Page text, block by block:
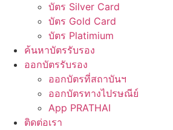
บัตร Silver Card
บัตร Gold Card
บัตร Platimium
ค้นหาบัตรรับรอง
ออกบัตรรับรอง
ออกบัตรที่สถาบันฯ
ออกบัตรทางไปรษณีย์
App PRATHAI
ติดต่อเรา